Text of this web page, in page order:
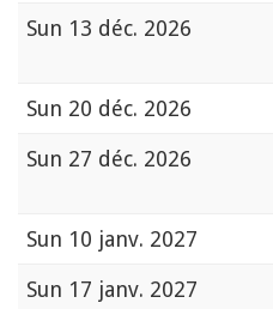
Sun 13 déc. 2026
Sun 20 déc. 2026
Sun 27 déc. 2026
Sun 10 janv. 2027
Sun 17 janv. 2027